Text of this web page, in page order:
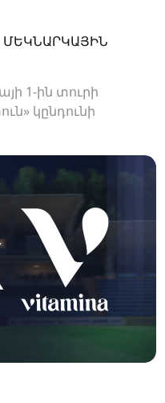
ՄԵԿՆԱՐԿԱՅԻՆ
1-ին տուրի
կընդունի